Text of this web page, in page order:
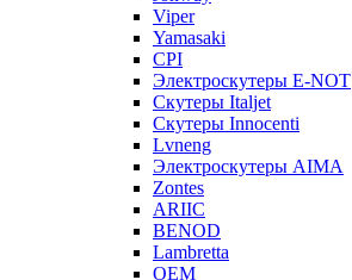
Viper
Yamasaki
CPI
Электроскутеры E-NOT
Скутеры Italjet
Скутеры Innocenti
Lvneng
Электроскутеры AIMA
Zontes
ARIIC
BENOD
Lambretta
OEM